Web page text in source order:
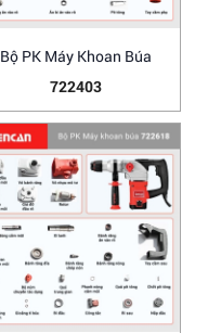
Bộ PK Máy Khoan Búa
722403